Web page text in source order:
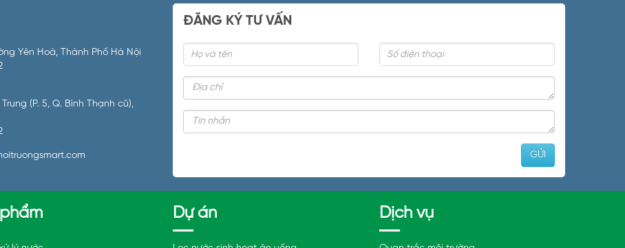
Yên Hoà, Thành Phố Hà Nội
(P. 5, Q. Bình Thạnh cũ),
ĐĂNG KÝ TƯ VẤN
Dự án Dịch vụ